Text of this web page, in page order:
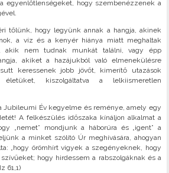
egyenlőtlenségeket, hogy szembenézzenek a
tőlünk, hogy legyünk annak a hangja, akinek
a víz és a kenyér hiánya miatt meghaltak
akik nem tudnak munkát találni, vagy épp
akiket a hazájukból való elmenekülésre
keressenek jobb jövőt, kimerítő utazások
kiszolgáltatva a lelkiismeretlen
Jubileumi Év kegyelme és reménye, amely egy
A felkészülés időszaka kínáljon alkalmat a
„nemet” mondjunk a háborúra és „igent” a
a minket szólító Úr meghívására, ahogyan
„hogy örömhírt vigyek a szegényeknek, hogy
hogy hirdessem a rabszolgáknak és a
61,1)